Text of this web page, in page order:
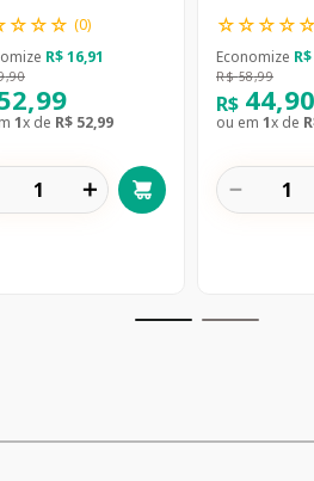
☆☆☆ (0)
R$16,91
,90
,99
1x de R$ 52,99
＋
☆☆☆☆☆
Economize R$
R$ 58,99
R$ 44,90
ou em 1x de
－